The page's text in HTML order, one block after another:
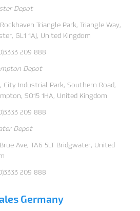
Depot
Triangle Park, Triangle Way,
GL1 1AJ, United Kingdom
209 888
Depot
City Industrial Park, Southern Road,
SO15 1HA, United Kingdom
209 888
Depot
Ave, TA6 5LT Bridgwater, United
209 888
Germany